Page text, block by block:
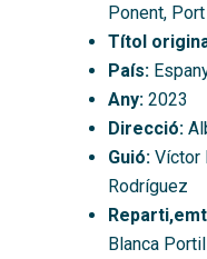
Ponent, Port
Títol
País:
Any:2023
Direcció:
Guió:Víctor
Rodríguez
Blanca